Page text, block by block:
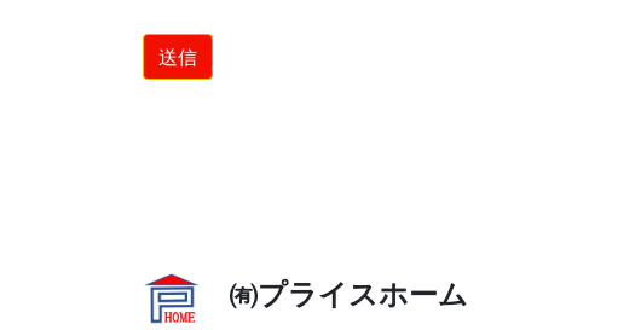
㈲プライスホーム